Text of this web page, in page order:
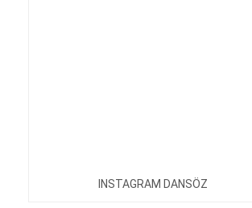
INSTAGRAM DANSÖZ